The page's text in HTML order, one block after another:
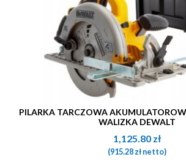
PILARKA TARCZOWA AKUMULATOROWA 184MM XR 18V
WALIZKA DEWALT
1,125.80 zł
(915.28złnetto)